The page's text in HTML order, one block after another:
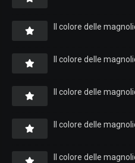
Il colore delle
Il colore delle
Il colore delle
Il colore delle
Il colore delle